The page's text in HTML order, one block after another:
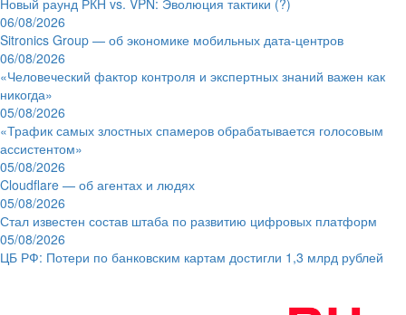
06/08/2026
Sitronics Group — об экономике мобильных дата-центров
06/08/2026
«Человеческий фактор контроля и экспертных знаний важен как
никогда»
05/08/2026
«Трафик самых злостных спамеров обрабатывается голосовым
ассистентом»
05/08/2026
Cloudflare — об агентах и людях
05/08/2026
Стал известен состав штаба по развитию цифровых платформ
05/08/2026
ЦБ РФ: Потери по банковским картам достигли 1,3 млрд рублей